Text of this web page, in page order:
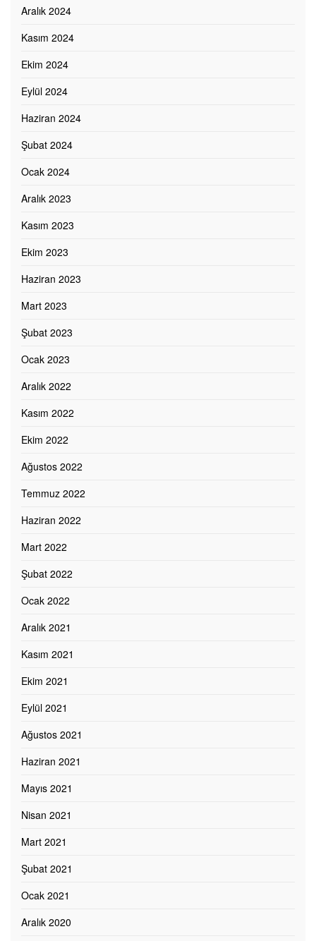
Aralık 2024
Kasım 2024
Ekim 2024
Eylül 2024
Haziran 2024
Şubat 2024
Ocak 2024
Aralık 2023
Kasım 2023
Ekim 2023
Haziran 2023
Mart 2023
Şubat 2023
Ocak 2023
Aralık 2022
Kasım 2022
Ekim 2022
Ağustos 2022
Temmuz 2022
Haziran 2022
Mart 2022
Şubat 2022
Ocak 2022
Aralık 2021
Kasım 2021
Ekim 2021
Eylül 2021
Ağustos 2021
Haziran 2021
Mayıs 2021
Nisan 2021
Mart 2021
Şubat 2021
Ocak 2021
Aralık 2020